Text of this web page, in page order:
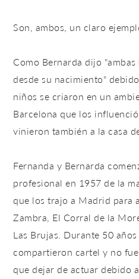
Son, ambos, un claro
Como Bernarda dijo
desde su nacimiento"
niños se criaron en un
Barcelona que los
vinieron también a la casa
Fernanda y Bernarda
profesional en 1957 de la
que los trajo a Madrid para
Zambra, El Corral de la
Las Brujas. Durante 50
compartieron cartel y no
que dejar de actuar debido